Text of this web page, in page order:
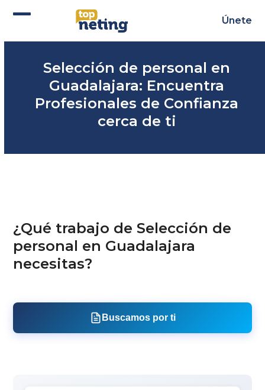
Únete
móvil
móvilSelección de personal en
Guadalajara: Encuentra
Profesionales de Confianza
cerca de ti
¿Qué trabajo de Selección de
personal en Guadalajara
necesitas?
Buscamos por ti